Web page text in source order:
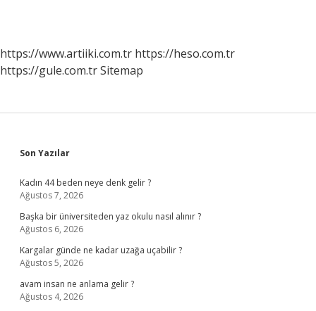
https://www.artiiki.com.tr https://heso.com.tr
https://gule.com.trSitemap
Sidebar
Son Yazılar
Kadın 44 beden neye denk gelir ?
Ağustos 7, 2026
Başka bir üniversiteden yaz okulu nasıl alınır ?
Ağustos 6, 2026
Kargalar günde ne kadar uzağa uçabilir ?
Ağustos 5, 2026
avam insan ne anlama gelir ?
Ağustos 4, 2026